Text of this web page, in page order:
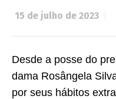
15 de julho de 2023
Desde a posse do
dama Rosângela
por seus hábitos